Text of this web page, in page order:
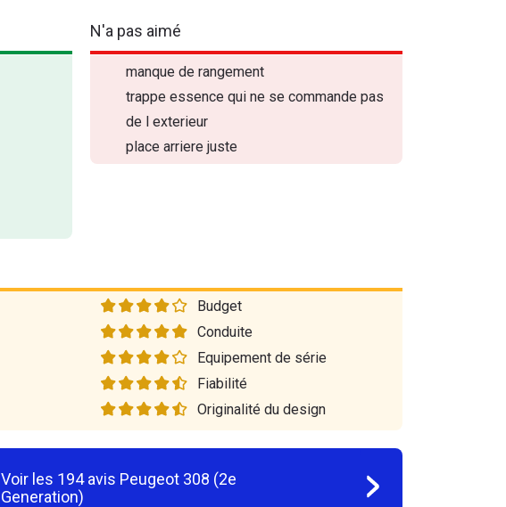
N'a pas aimé
manque de rangement
trappe essence qui ne se commande pas
de l exterieur
place arriere juste
Budget
Conduite
Equipement de série
Fiabilité
Originalité du design
Voir les 194avis Peugeot 308 (2e
Generation)